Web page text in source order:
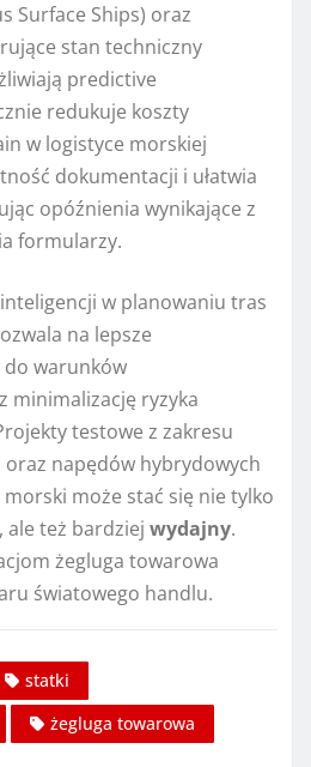
Surface Ships) oraz
stan techniczny
predictive
redukuje koszty
w logistyce morskiej
dokumentacji i ułatwia
opóźnienia wynikające z
formularzy.
w planowaniu tras
na lepsze
warunków
minimalizację ryzyka
testowe z zakresu
napędów hybrydowych
może stać się nie tylko
, ale też bardziej wydajny.
żegluga towarowa
światowego handlu.
statki
żegluga towarowa